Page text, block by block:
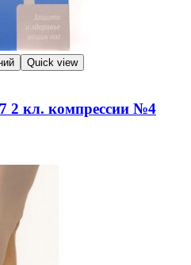
Quick view
2 кл. компрессии №4